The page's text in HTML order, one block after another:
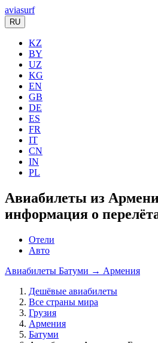
aviasurf
RU
KZ
BY
UZ
KG
EN
GB
DE
ES
FR
IT
CN
IN
PL
Авиабилеты из
информация о
Отели
Авто
Авиабилеты Батуми → Армения
Дешёвые авиабилеты
Все страны мира
Грузия
Армения
Батуми